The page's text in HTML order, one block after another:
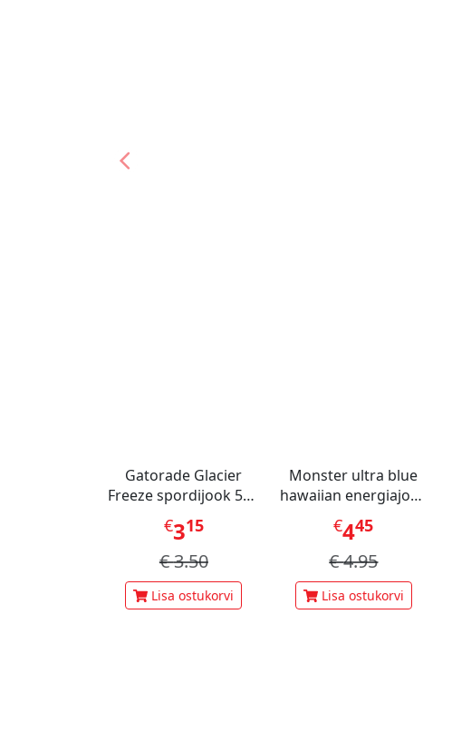
Gatorade Glacier
Freeze spordijook 591
ml
€315
€3.50
Lisa ostukorvi
Monster ultra blue
hawaiian energiajook
473ml
€445
€4.95
Lisa ostukorvi